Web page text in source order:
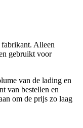
fabrikant. Alleen
gebruikt voor
van de lading en
van bestellen en
om de prijs zo laag